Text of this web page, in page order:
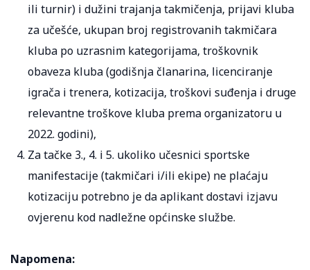
ili turnir) i dužini trajanja takmičenja, prijavi kluba
za učešće, ukupan broj registrovanih takmičara
kluba po uzrasnim kategorijama, troškovnik
obaveza kluba (godišnja članarina, licenciranje
igrača i trenera, kotizacija, troškovi suđenja i druge
relevantne troškove kluba prema organizatoru u
2022. godini),
Za tačke 3., 4. i 5. ukoliko učesnici sportske
manifestacije (takmičari i/ili ekipe) ne plaćaju
kotizaciju potrebno je da aplikant dostavi izjavu
ovjerenu kod nadležne općinske službe.
Napomena: